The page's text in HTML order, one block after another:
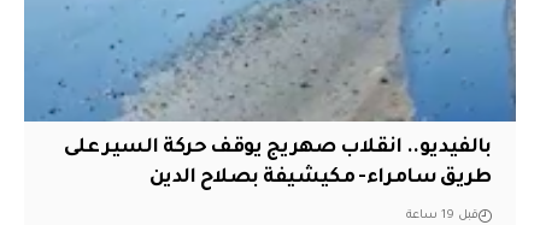
بالفيديو.. انقلاب صهريج يوقف حركة السير على
طريق سامراء- مكيشيفة بصلاح الدين
قبل 19 ساعة